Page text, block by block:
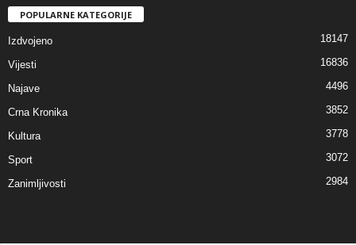
POPULARNE KATEGORIJE
Izdvojeno 18147
Vijesti 16836
Najave 4496
Crna Kronika 3852
Kultura 3778
Sport 3072
Zanimljivosti 2984